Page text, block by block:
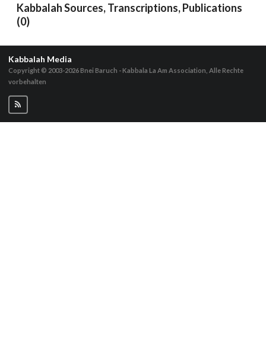
Kabbalah Sources, Transcriptions, Publications
(0)
Kabbalah Media
Copyright © 2003-2026Bnei Baruch - Kabbala La Am Association, Alle Rechte
vorbehalten